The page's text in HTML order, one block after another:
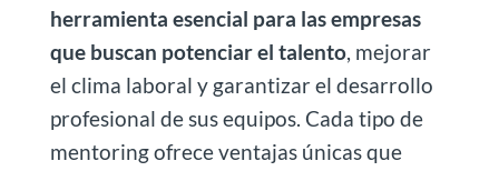
herramienta esencial para las empresas
que buscan potenciar el talento, mejorar
el clima laboral y garantizar el desarrollo
profesional de sus equipos. Cada tipo de
mentoring ofrece ventajas únicas que